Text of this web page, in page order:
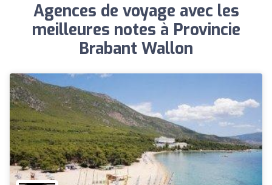
Agences de voyage avec les
meilleures notes à Provincie
Brabant Wallon